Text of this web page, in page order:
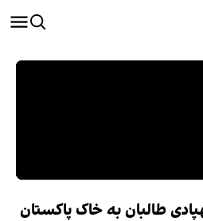
طالبان به خاک پاکستان